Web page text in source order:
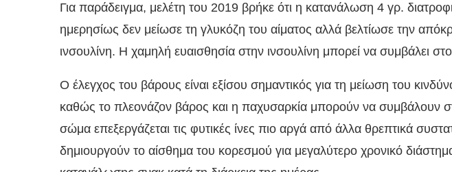
Για παράδειγμα, μελέτη του 2019 βρήκε ότι η κατανάλωση 4 γρ.
ημερησίως δεν μείωσε τη γλυκόζη του αίματος αλλά βελτίωσε την
ινσουλίνη. Η χαμηλή ευαισθησία στην ινσουλίνη μπορεί να συμβάλει
Ο έλεγχος του βάρους είναι εξίσου σημαντικός για τη μείωση του
καθώς το πλεονάζον βάρος και η παχυσαρκία μπορούν να συμβάλουν
σώμα επεξεργάζεται τις φυτικές ίνες πιο αργά από άλλα θρεπτικά
δημιουργούν το αίσθημα του κορεσμού για μεγαλύτερο χρονικό